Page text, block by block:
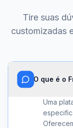
Tire suas
customizadas
O que é o
Uma